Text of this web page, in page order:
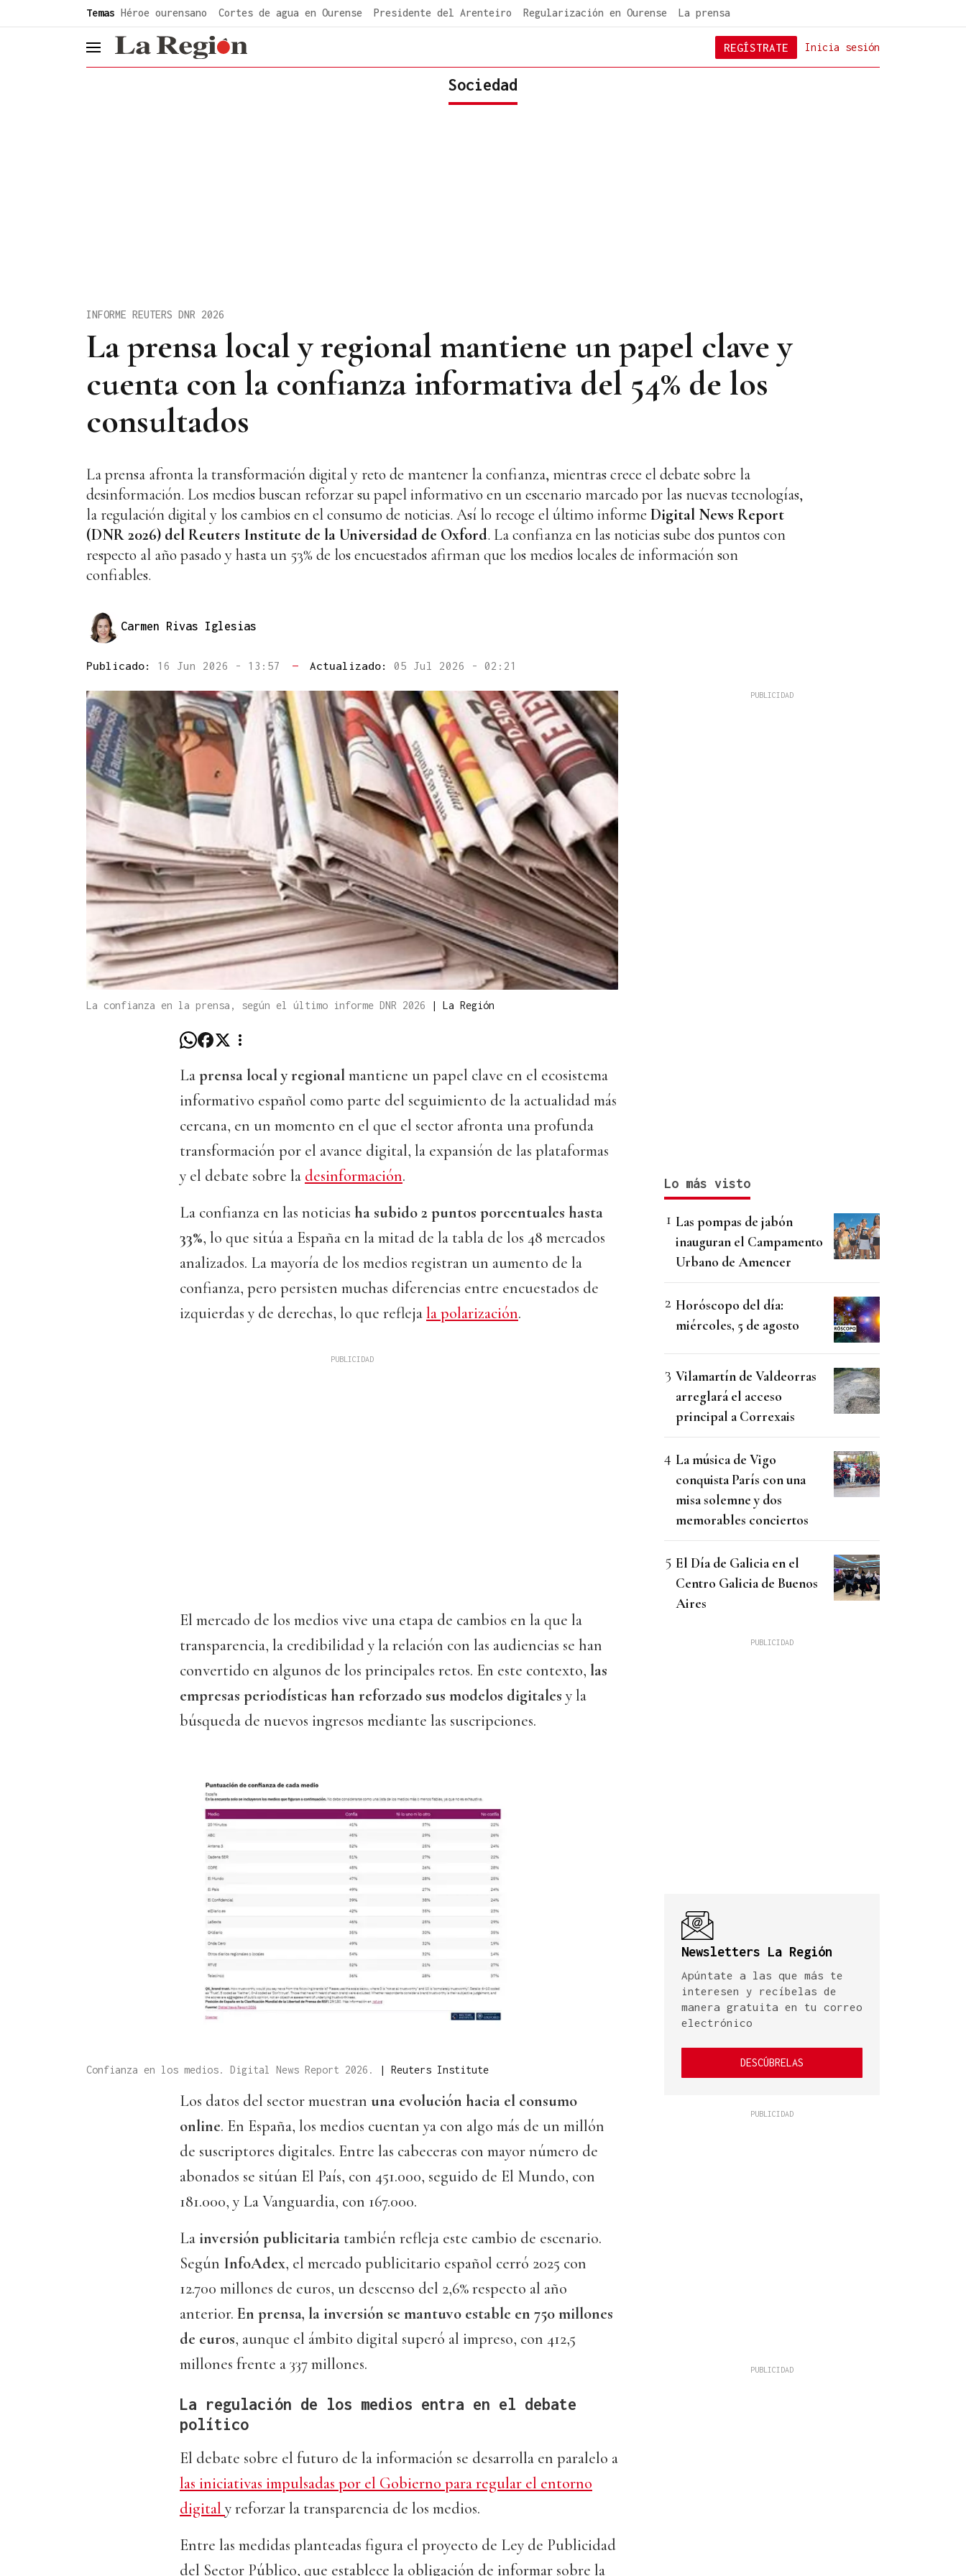
Temas Héroe ourensano Cortes de agua en Ourense Presidente del Arenteiro Regularización en Ourense La prensa
header.menu.open Inicia sesión
REGÍSTRATE
Sociedad
La prensa local y regional mantiene un papel clave y
cuenta con la confianza informativa del 54% de los
consultados
INFORME REUTERS DNR 2026
La prensa afronta la transformación digital y reto de mantener la confianza, mientras crece el debate sobre la
desinformación. Los medios buscan reforzar su papel informativo en un escenario marcado por las nuevas tecnologías,
la regulación digital y los cambios en el consumo de noticias. Así lo recoge el último informe Digital News Report
(DNR 2026) del Reuters Institute de la Universidad de Oxford. La confianza en las noticias sube dos puntos con
respecto al año pasado y hasta un 53% de los encuestados afirman que los medios locales de información son
confiables.
Carmen Rivas Iglesias
Publicado: 16 Jun 2026 - 13:57 — Actualizado: 05 Jul 2026 - 02:21
La confianza en la prensa, según el último informe DNR 2026 | La Región
Laprensa local y regionalmantiene un papel clave en el ecosistema
informativo español como parte del seguimiento de la actualidad más
cercana, en un momento en el que el sector afronta una profunda
transformación por el avance digital, la expansión de las plataformas
y el debate sobre la desinformación.
La confianza en las noticias ha subido 2 puntos porcentuales hasta
33%, lo que sitúa a España en la mitad de la tabla de los 48 mercados
analizados. La mayoría de los medios registran un aumento de la
confianza, pero persisten muchas diferencias entre encuestados de
izquierdas y de derechas, lo que reflejala polarización.
El mercado de los medios vive una etapa de cambios en la que la
transparencia, la credibilidad y la relación con las audiencias se han
convertido en algunos de los principales retos. En este contexto, las
empresas periodísticas han reforzado sus modelos digitales y la
búsqueda de nuevos ingresos mediante las suscripciones.
Confianza en los medios. Digital News Report 2026. | Reuters Institute
Los datos del sector muestran una evolución hacia el consumo
online. En España, los medios cuentan ya con algo más de un millón
de suscriptores digitales. Entre las cabeceras con mayor número de
abonados se sitúan El País, con 451.000, seguido de El Mundo, con
181.000, y La Vanguardia, con 167.000.
La inversión publicitaria también refleja este cambio de escenario.
Según InfoAdex, el mercado publicitario español cerró 2025 con
12.700 millones de euros, un descenso del 2,6% respecto al año
anterior. En prensa, la inversión se mantuvo estable en 750 millones
de euros, aunque el ámbito digital superó al impreso, con 412,5
millones frente a 337 millones.
La regulación de los medios entra en el debate
político
El debate sobre el futuro de la información se desarrolla en paralelo a
las iniciativas impulsadas por el Gobierno para regular el entorno
digital y reforzar la transparencia de los medios.
Entre las medidas planteadas figura el proyecto de Ley de Publicidad
del Sector Público, que establece la obligación de informar sobre la
Lo más visto
Las pompas de jabón
inauguran el Campamento
Urbano de Amencer
Horóscopo del día:
miércoles, 5 de agosto
Vilamartín de Valdeorras
arreglará el acceso
principal a Correxais
La música de Vigo
conquista París con una
misa solemne y dos
memorables conciertos
El Día de Galicia en el
Centro Galicia de Buenos
Aires
Newsletters La Región
Apúntate a las que más te
interesen y recíbelas de
manera gratuita en tu correo
electrónico
DESCÚBRELAS